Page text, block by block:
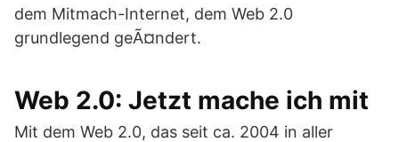
dem Mitmach-Internet, dem Web 2.0
grundlegend geÃ¤ndert.
Web 2.0: Jetzt mache ich mit
Mit dem Web 2.0, das seit ca. 2004 in aller